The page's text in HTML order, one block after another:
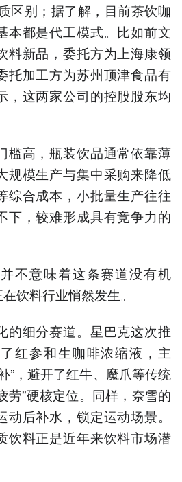
区别；据了解，目前茶饮咖
本都是代工模式。比如前文
料新品，委托方为上海康领
托加工方为苏州顶津食品有
，这两家公司的控股股东均
槛高，瓶装饮品通常依靠薄
规模生产与集中采购来降低
综合成本，小批量生产往往
下，较难形成具有竞争力的
不意味着这条赛道没有机
饮料行业悄然发生。
的细分赛道。星巴克这次推
红参和生咖啡浓缩液，主
”，避开了红牛、魔爪等传统
劳”硬核定位。同样，奈雪的
后补水，锁定运动场景。
饮料正是近年来饮料市场潜